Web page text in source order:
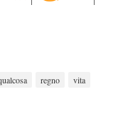
regno vita